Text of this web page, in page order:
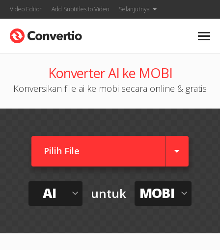
Video Editor Add Subtitles to Video Selanjutnya
Konverter AI ke MOBI
Konversikan file ai ke mobi secara online & gratis
Pilih File
AI untuk MOBI